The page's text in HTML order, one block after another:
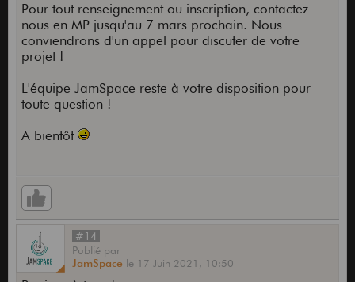
Pour tout renseignement ou inscription, contactez
nous en MP jusqu'au 7 mars prochain. Nous
conviendrons d'un appel pour discuter de votre
projet !
L'équipe JamSpace reste à votre disposition pour
toute question !
A bientôt
#14
Publié par
JamSpace le 17 Juin 2021, 10:50